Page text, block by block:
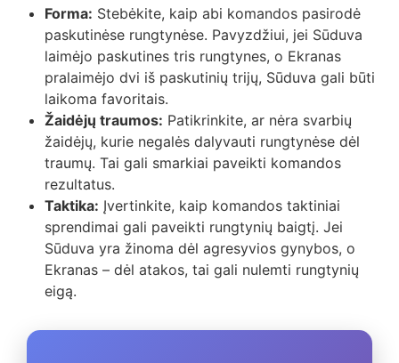
Forma: Stebėkite, kaip abi komandos pasirodė
paskutinėse rungtynėse. Pavyzdžiui, jei Sūduva
laimėjo paskutines tris rungtynes, o Ekranas
pralaimėjo dvi iš paskutinių trijų, Sūduva gali būti
laikoma favoritais.
Žaidėjų traumos: Patikrinkite, ar nėra svarbių
žaidėjų, kurie negalės dalyvauti rungtynėse dėl
traumų. Tai gali smarkiai paveikti komandos
rezultatus.
Taktika: Įvertinkite, kaip komandos taktiniai
sprendimai gali paveikti rungtynių baigtį. Jei
Sūduva yra žinoma dėl agresyvios gynybos, o
Ekranas – dėl atakos, tai gali nulemti rungtynių
eigą.